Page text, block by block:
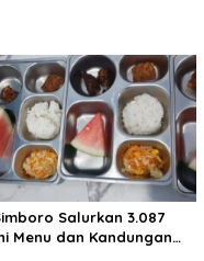
Salurkan 3.087
Menu dan Kandungan